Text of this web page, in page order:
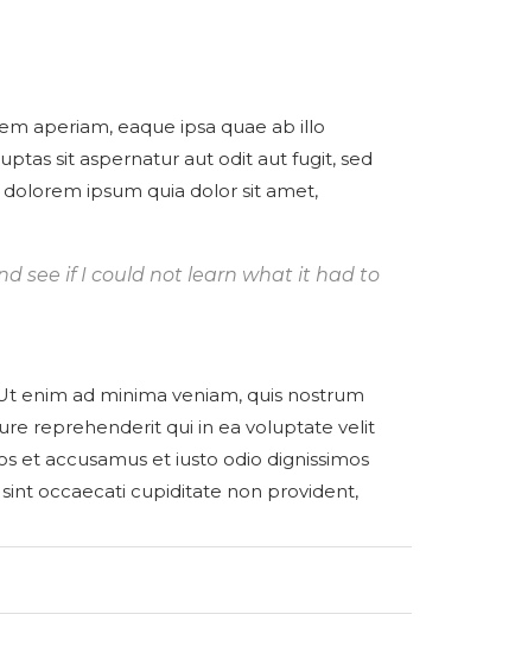
aperiam, eaque ipsa quae ab illo
sit aspernatur aut odit aut fugit, sed
ipsum quia dolor sit amet,
see if I could not learn what it had to
enim ad minima veniam, quis nostrum
reprehenderit qui in ea voluptate velit
et accusamus et iusto odio dignissimos
occaecati cupiditate non provident,